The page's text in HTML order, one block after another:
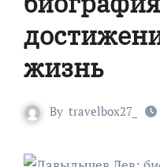
жизнь
By travelbox27_